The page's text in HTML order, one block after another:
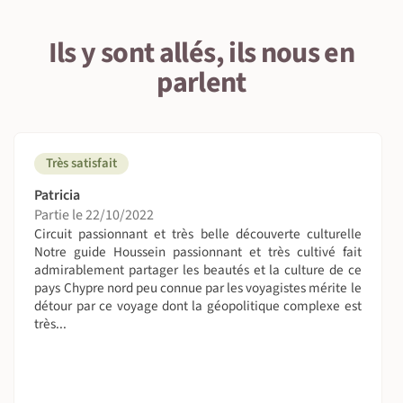
sommes contraints de vous répercuter le supplément. Si
néanmoins vous souhaitez partager votre chambre, ce
supplément vous est remboursé dès qu'une autre
personne du même sexe s'inscrit.
comparables avec celles de la France. Un hébergement
catégorie 3 * à Chypre sera forcément en dessous de la
qualité de prestation d’un établissement de même
standing. Et bien que nous privilégions le charme,
l’authenticité et la convivialité, il est possible qu’il y ait
quelques imperfections.
Pour les voyageurs prenant leurs vols internationaux avec
Nomade, l’accueil par votre guide accompagnateur ou le
transfériste se fera à l’aéroport après le passage des
Ils y sont allés, ils nous en
parlent
Très satisfait
Patricia
Partie le 22/10/2022
Circuit passionnant et très belle découverte culturelle
Notre guide Houssein passionnant et très cultivé fait
admirablement partager les beautés et la culture de ce
pays Chypre nord peu connue par les voyagistes mérite le
détour par ce voyage dont la géopolitique complexe est
très...